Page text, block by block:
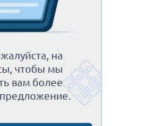
на
чтобы мы
вам более